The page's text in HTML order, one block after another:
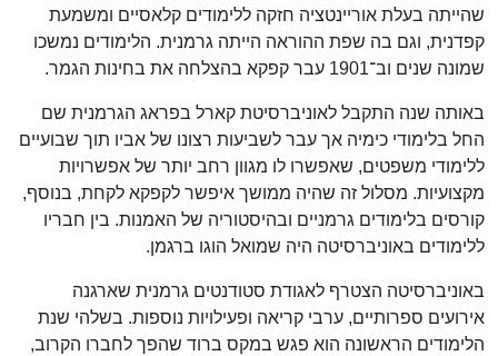
שהייתה בעלת אוריינטציה חזקה ללימודים קלאסיים ומשמעת
קפדנית, וגם בה שפת ההוראה הייתה גרמנית. הלימודים נמשכו
שמונה שנים וב־1901 עבר קפקא בהצלחה את בחינות הגמר.
באותה שנה התקבל לאוניברסיטת קארל בפראג הגרמנית שם
החל בלימודי כימיה אך עבר לשביעות רצונו של אביו תוך שבועיים
ללימודי משפטים, שאפשרו לו מגוון רחב יותר של אפשרויות
מקצועיות. מסלול זה שהיה ממושך איפשר לקפקא לקחת, בנוסף,
קורסים בלימודים גרמניים ובהיסטוריה של האמנות. בין חבריו
ללימודים באוניברסיטה היה שמואל הוגו ברגמן.
באוניברסיטה הצטרף לאגודת סטודנטים גרמנית שארגנה
אירועים ספרותיים, ערבי קריאה ופעילויות נוספות. בשלהי שנת
הלימודים הראשונה הוא פגש במקס ברוד שהפך לחברו הקרוב,